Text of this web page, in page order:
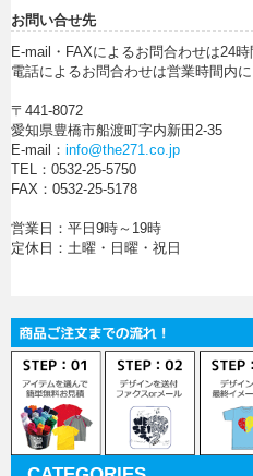
お問い合せ先
E-mail・FAXによるお問合わせは24時
電話によるお問合わせは営業時間内に
〒441-8072
愛知県豊橋市船渡町字内新田2-35
E-mail： info@the271.co.jp
TEL：0532-25-5750
FAX：0532-25-5178
営業日：平日9時～19時
定休日：土曜・日曜・祝日